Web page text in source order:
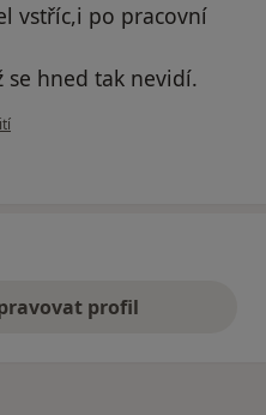
vstříc,i po pracovní
se hned tak nevidí.
Pacient
profil